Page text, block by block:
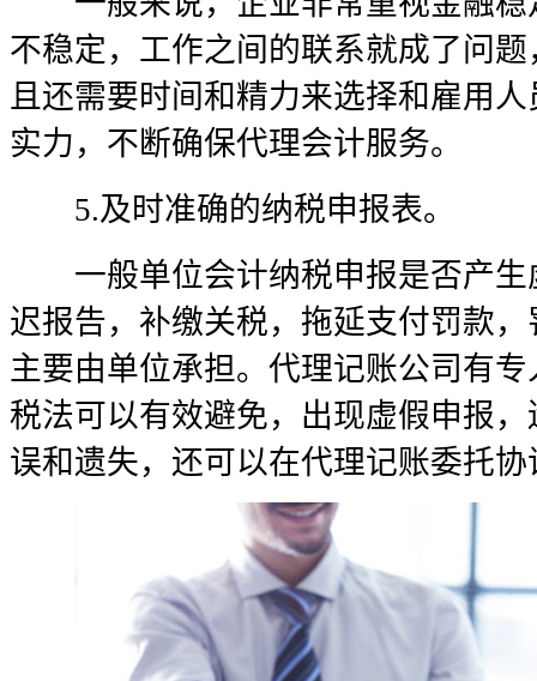
不稳定，工作之间的联系就成了问
且还需要时间和精力来选择和雇用
实力，不断确保代理会计服务。
5.及时准确的纳税申报表。
一般单位会计纳税申报是否产生
迟报告，补缴关税，拖延支付罚款
主要由单位承担。代理记账公司有
税法可以有效避免，出现虚假申报
误和遗失，还可以在代理记账委托